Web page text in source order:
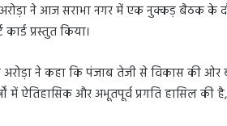
ने आज सराभा नगर में एक नुक्कड़ बैठक के
प्रस्तुत किया।
ने कहा कि पंजाब तेजी से विकास की ओर
में ऐतिहासिक और अभूतपूर्व प्रगति हासिल